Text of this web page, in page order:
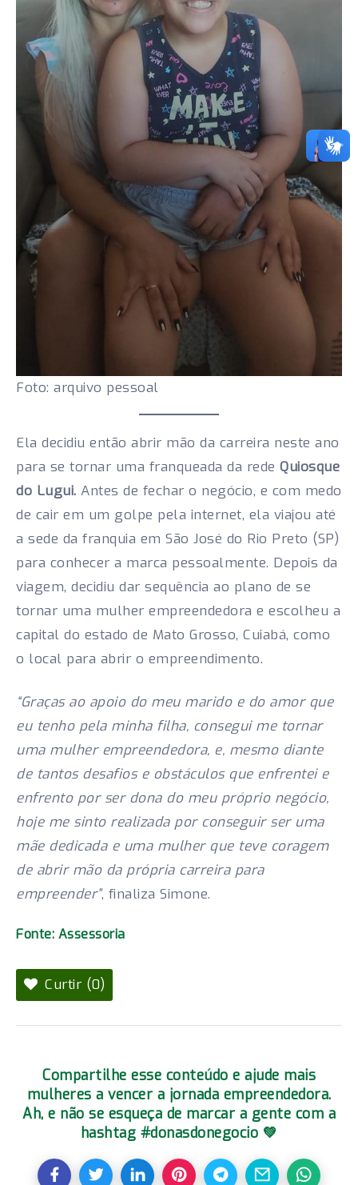
Foto: arquivo pessoal
Ela decidiu então abrir mão da carreira neste ano
para se tornar uma franqueada da rede Quiosque
do Lugui. Antes de fechar o negócio, e com medo
de cair em um golpe pela internet, ela viajou até
a sede da franquia em São José do Rio Preto (SP)
para conhecer a marca pessoalmente. Depois da
viagem, decidiu dar sequência ao plano de se
tornar uma mulher empreendedora e escolheu a
capital do estado de Mato Grosso, Cuiabá, como
o local para abrir o empreendimento.
“Graças ao apoio do meu marido e do amor que
eu tenho pela minha filha, consegui me tornar
uma mulher empreendedora, e, mesmo diante
de tantos desafios e obstáculos que enfrentei e
enfrento por ser dona do meu próprio negócio,
hoje me sinto realizada por conseguir ser uma
mãe dedicada e uma mulher que teve coragem
de abrir mão da própria carreira para
empreender”, finaliza Simone.
Fonte: Assessoria
Curtir (0)
Compartilhe esse conteúdo e ajude mais
mulheres a vencer a jornada empreendedora.
Ah, e não se esqueça de marcar a gente com a
hashtag #donasdonegocio 💚